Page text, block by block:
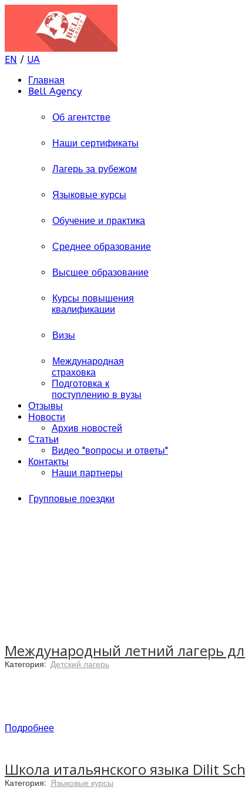
EN / UA
Главная
Bell Agency
Об агентстве
Наши сертификаты
Лагерь за рубежом
Языковые курсы
Обучение и практика
Среднее образование
Высшее образование
Курсы повышения
квалификации
Визы
Международная
страховка
Подготовка к
поступлению в вузы
Отзывы
Новости
Архив новостей
Статьи
Видео "вопросы и ответы"
Контакты
Наши партнеры
Групповые поездки
Международный летний лагерь
Категория: Детский лагерь
Подробнее
Школа итальянского языка Dilit
Категория: Языковые курсы